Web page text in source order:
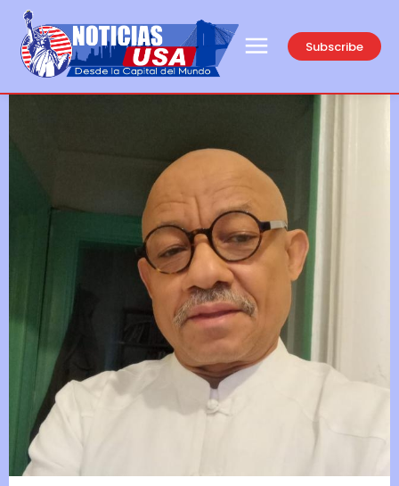
Subscribe